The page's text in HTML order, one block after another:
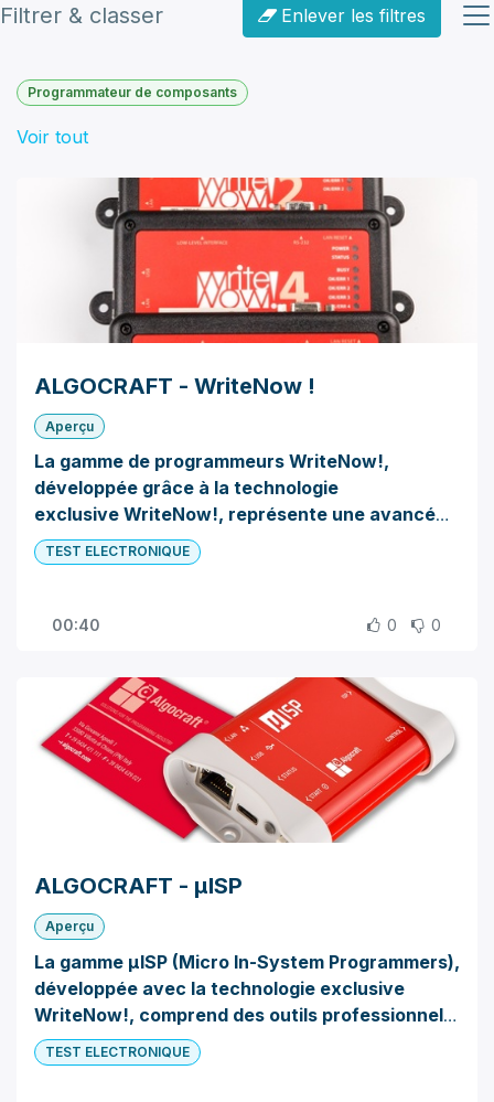
Filtrer & classer Enlever les filtres
Programmateur de composants
Voir tout
ALGOCRAFT - WriteNow !
Aperçu
La gamme de programmeurs WriteNow!,
développée grâce à la technologie
exclusive WriteNow!, représente une avancée
notable dans le domaine de la programmation
industrielle. Ces programmeurs sont
dispositifs, tels que des microcontrôleurs, des
de divers fabricants.
TEST ELECTRONIQUE
00:40 0 0
ALGOCRAFT - μISP
Aperçu
La gamme μISP (Micro In-System Programmers),
développée avec la technologie exclusive
WriteNow!, comprend des outils professionnels
destinés à la programmation et à l'évaluation de
dispositifs électroniques. Le μISP peut être
TEST ELECTRONIQUE